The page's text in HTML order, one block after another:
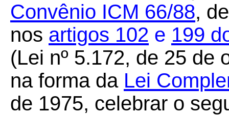
Convênio ICM 66/88,
nos artigos 102 e 199
(Lei nº 5.172, de 25 de
na forma da Lei
de 1975, celebrar o